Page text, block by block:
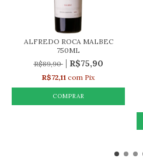
ALFREDO ROCA MALBEC
750ML
R$89,90
R$75,90
R$72,11 com Pix